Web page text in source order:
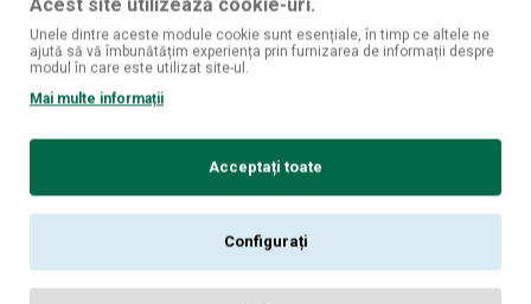
ADAUGĂ ÎN COŞ
Acest site utilizează cookie-uri.
Unele dintre aceste module cookie sunt esențiale, în timp ce altele ne
ajută să vă îmbunătățim experiența prin furnizarea de informații despre
modul în care este utilizat site-ul.
Mai multe informații
Acceptați toate
Configurați